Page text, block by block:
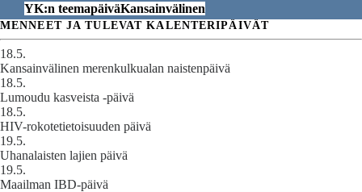
YK:n teemapäiväKansainvälinen
MENNEET JA TULEVAT KALENTERIPÄIVÄT
18.5.
Kansainvälinen merenkulkualan naistenpäivä
18.5.
Lumoudu kasveista -päivä
18.5.
HIV-rokotetietoisuuden päivä
19.5.
Uhanalaisten lajien päivä
19.5.
Maailman IBD-päivä